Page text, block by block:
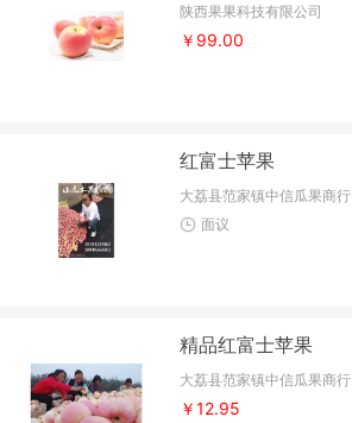
陕西果果科技有限公司
￥99.00
红富士苹果
大荔县范家镇中信瓜果商行
面议
精品红富士苹果
大荔县范家镇中信瓜果商行
￥12.95